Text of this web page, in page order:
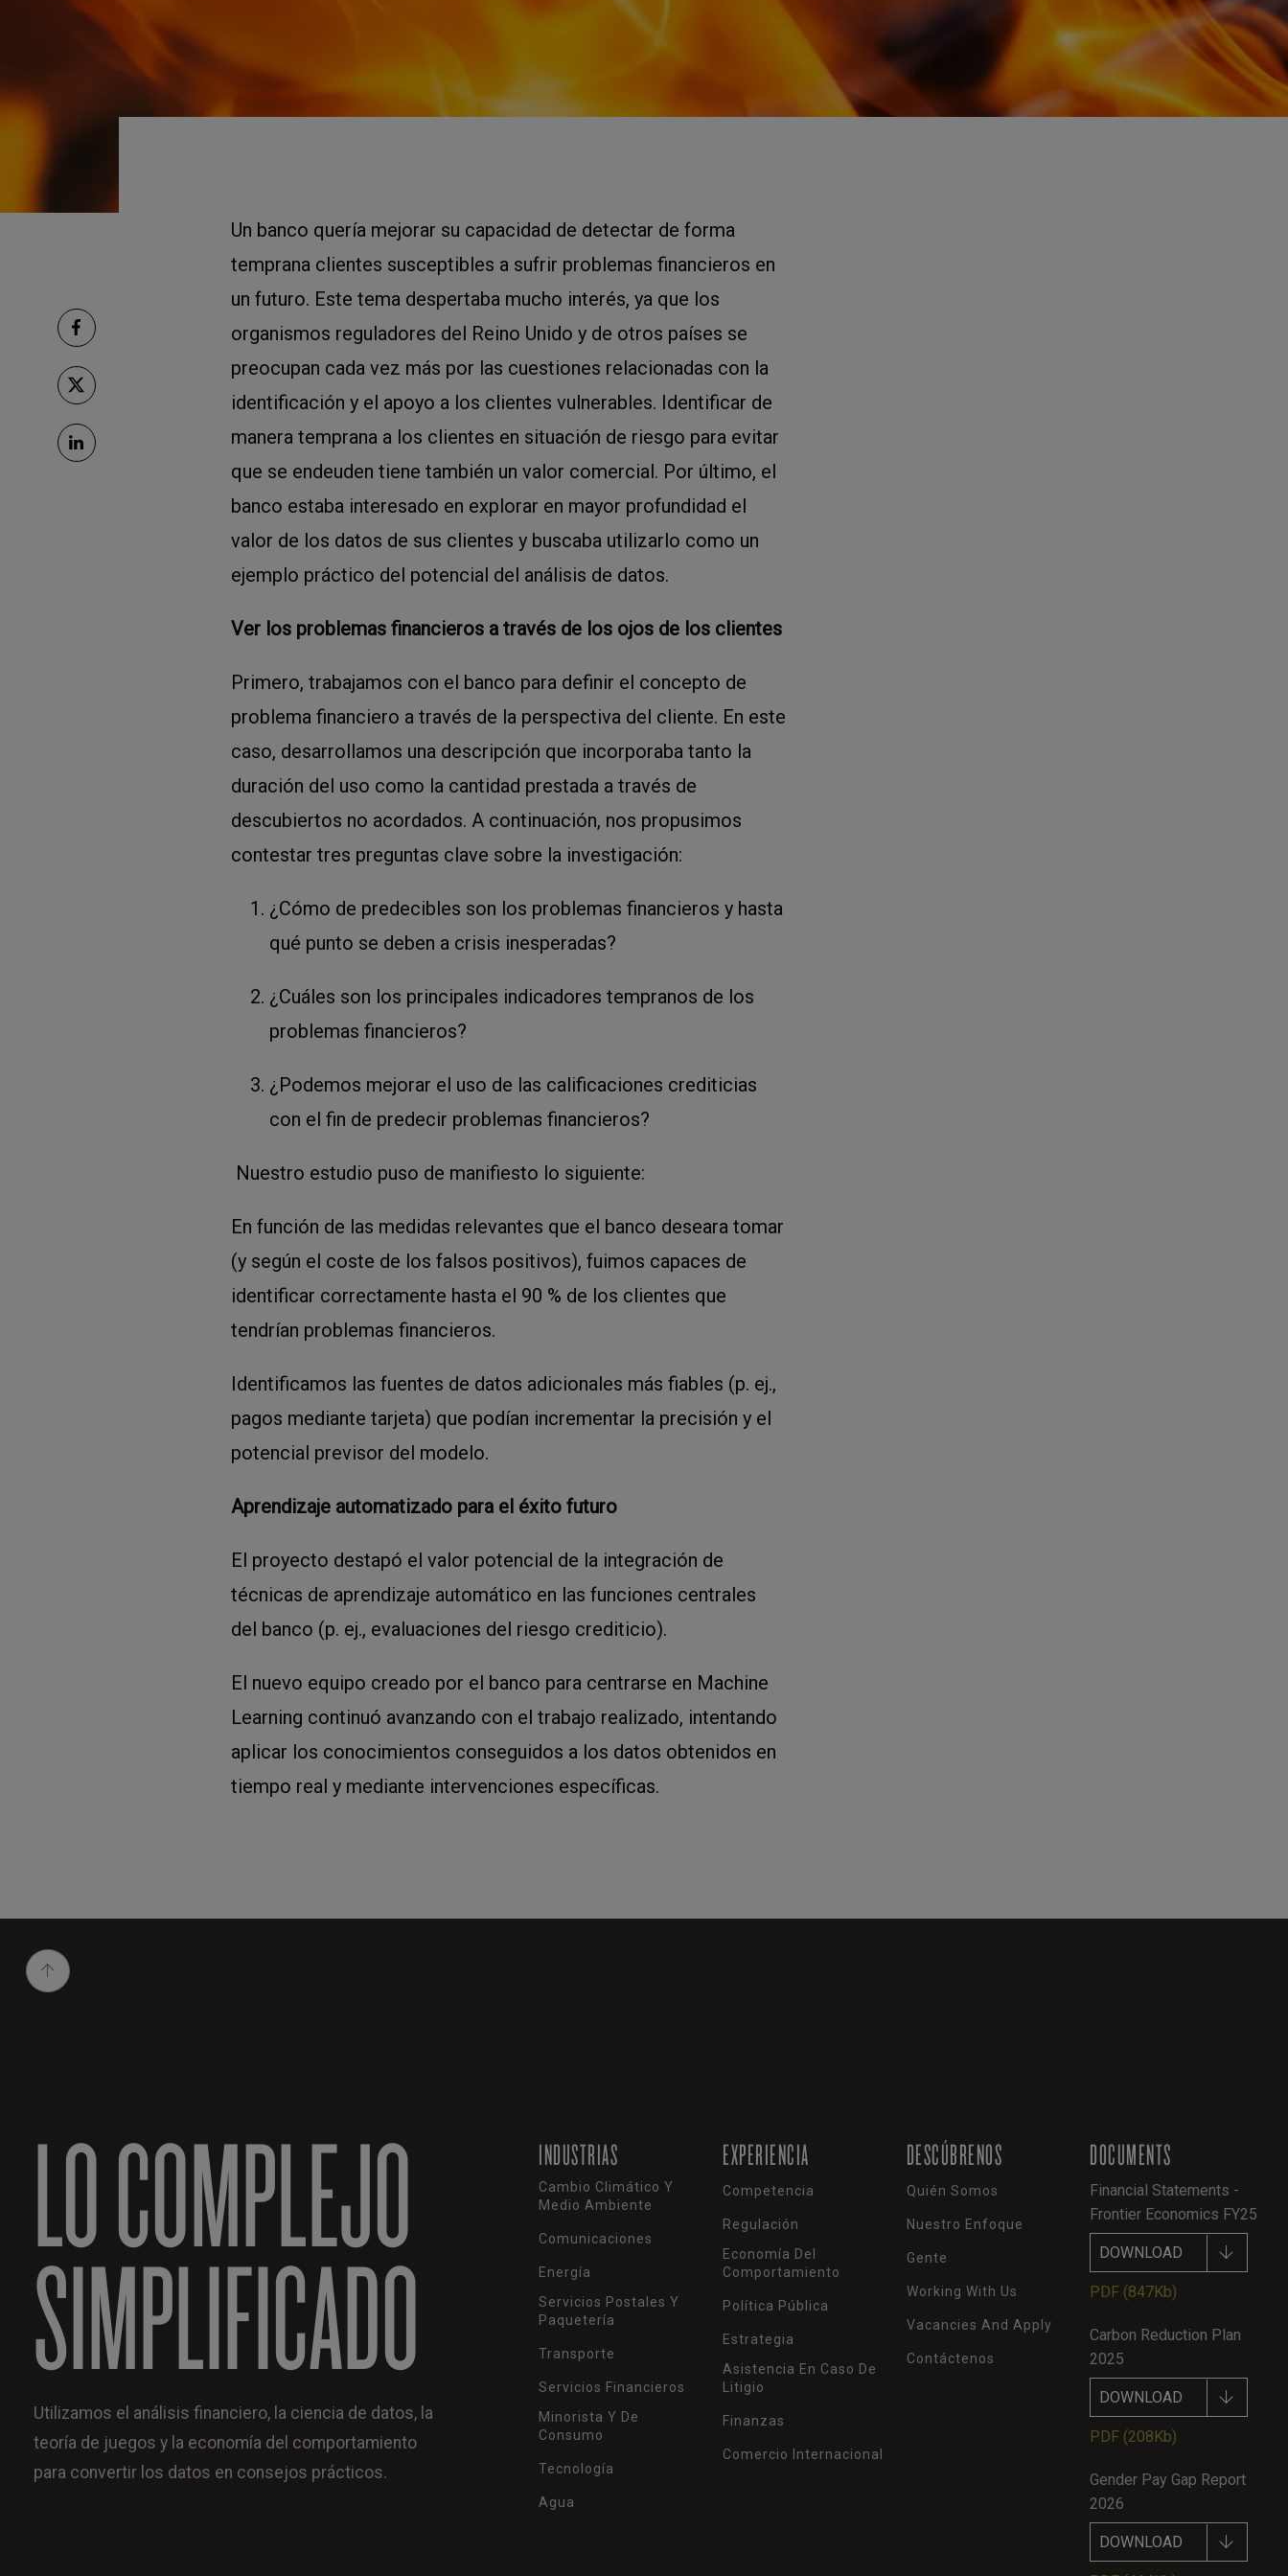
Un banco quería mejorar su capacidad de detectar de forma
temprana clientes susceptibles a sufrir problemas financieros en
un futuro. Este tema despertaba mucho interés, ya que los
organismos reguladores del Reino Unido y de otros países se
preocupan cada vez más por las cuestiones relacionadas con la
identificación y el apoyo a los clientes vulnerables. Identificar de
manera temprana a los clientes en situación de riesgo para evitar
que se endeuden tiene también un valor comercial. Por último, el
banco estaba interesado en explorar en mayor profundidad el
valor de los datos de sus clientes y buscaba utilizarlo como un
ejemplo práctico del potencial del análisis de datos.
Ver los problemas financieros a través de los ojos de los clientes
Primero, trabajamos con el banco para definir el concepto de
problema financiero a través de la perspectiva del cliente. En este
caso, desarrollamos una descripción que incorporaba tanto la
duración del uso como la cantidad prestada a través de
descubiertos no acordados. A continuación, nos propusimos
contestar tres preguntas clave sobre la investigación:
¿Cómo de predecibles son los problemas financieros y hasta
qué punto se deben a crisis inesperadas?
¿Cuáles son los principales indicadores tempranos de los
problemas financieros?
¿Podemos mejorar el uso de las calificaciones crediticias
con el fin de predecir problemas financieros?
Nuestro estudio puso de manifiesto lo siguiente:
En función de las medidas relevantes que el banco deseara tomar
(y según el coste de los falsos positivos), fuimos capaces de
identificar correctamente hasta el 90 % de los clientes que
tendrían problemas financieros.
Identificamos las fuentes de datos adicionales más fiables (p. ej.,
pagos mediante tarjeta) que podían incrementar la precisión y el
potencial previsor del modelo.
Aprendizaje automatizado para el éxito futuro
El proyecto destapó el valor potencial de la integración de
técnicas de aprendizaje automático en las funciones centrales
del banco (p. ej., evaluaciones del riesgo crediticio).
El nuevo equipo creado por el banco para centrarse en Machine
Learning continuó avanzando con el trabajo realizado, intentando
aplicar los conocimientos conseguidos a los datos obtenidos en
tiempo real y mediante intervenciones específicas.
LO COMPLEJO
SIMPLIFICADO
Utilizamos el análisis financiero, la ciencia de datos, la
teoría de juegos y la economía del comportamiento
para convertir los datos en consejos prácticos.
INDUSTRIAS
Cambio Climático Y
Medio Ambiente
Comunicaciones
Energía
Servicios Postales Y
Paquetería
Transporte
Servicios Financieros
Minorista Y De
Consumo
Tecnología
Agua
EXPERIENCIA
Competencia
Regulación
Economía Del
Comportamiento
Política Pública
Estrategia
Asistencia En Caso De
Litigio
Finanzas
Comercio Internacional
DESCÚBRENOS
Quién Somos
Nuestro Enfoque
Gente
Working With Us
Vacancies And Apply
Contáctenos
DOCUMENTS
Financial Statements -
Frontier Economics FY25
DOWNLOAD
PDF (847Kb)
Carbon Reduction Plan
2025
DOWNLOAD
PDF (208Kb)
Gender Pay Gap Report
2026
DOWNLOAD